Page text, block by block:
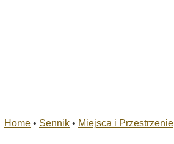
Home • Sennik • Miejsca i Przestrzenie